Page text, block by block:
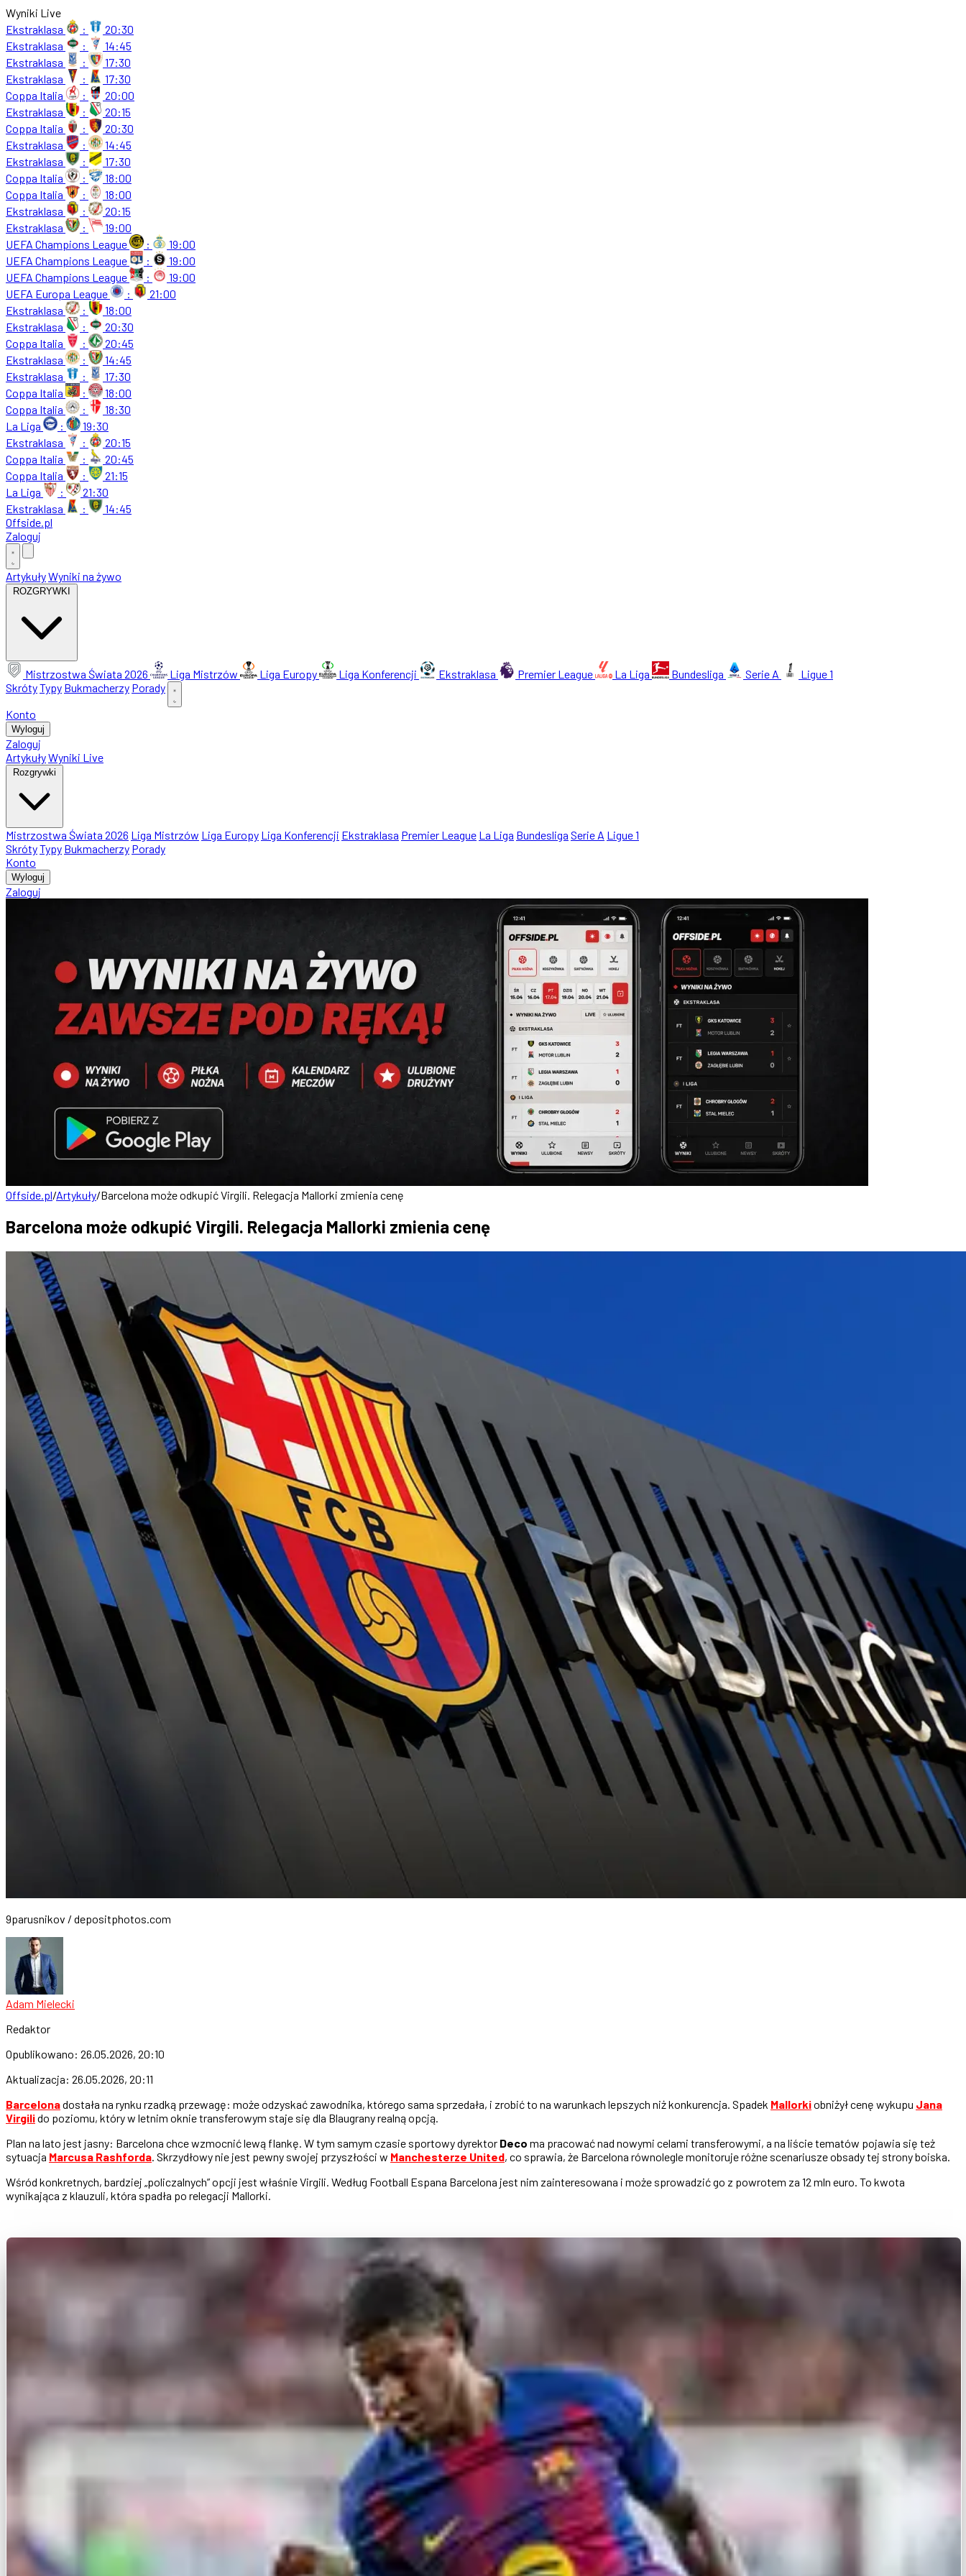
Wyniki Live
Ekstraklasa
:
20:30
Ekstraklasa
:
14:45
Ekstraklasa
:
17:30
Ekstraklasa
:
17:30
Coppa Italia
:
20:00
Ekstraklasa
:
20:15
Coppa Italia
:
20:30
Ekstraklasa
:
14:45
Ekstraklasa
:
17:30
Coppa Italia
:
18:00
Coppa Italia
:
18:00
Ekstraklasa
:
20:15
Ekstraklasa
:
19:00
UEFA Champions League
:
19:00
UEFA Champions League
:
19:00
UEFA Champions League
:
19:00
UEFA Europa League
:
21:00
Ekstraklasa
:
18:00
Ekstraklasa
:
20:30
Coppa Italia
:
20:45
Ekstraklasa
:
14:45
Ekstraklasa
:
17:30
Coppa Italia
:
18:00
Coppa Italia
:
18:30
La Liga
:
19:30
Ekstraklasa
:
20:15
Coppa Italia
:
20:45
Coppa Italia
:
21:15
La Liga
:
21:30
Ekstraklasa
:
14:45
Offside.pl
Zaloguj
ArtykułyWyniki na żywo
ROZGRYWKI
Mistrzostwa Świata 2026 Liga Mistrzów Liga Europy Liga Konferencji Ekstraklasa Premier League La Liga Bundesliga Serie A
Ligue 1
SkrótyTypy Bukmacherzy Porady
Konto
Wyloguj
Zaloguj
ArtykułyWyniki Live
Rozgrywki
Mistrzostwa Świata 2026 Liga Mistrzów Liga Europy Liga Konferencji Ekstraklasa Premier League La Liga Bundesliga Serie A Ligue 1
SkrótyTypy Bukmacherzy Porady
Konto
Wyloguj
Zaloguj
Offside.pl/Artykuły/Barcelona może odkupić Virgili. Relegacja Mallorki zmienia cenę
Barcelona może odkupić Virgili. Relegacja Mallorki zmienia cenę
9parusnikov / depositphotos.com
Adam Mielecki
Redaktor
Opublikowano: 26.05.2026, 20:10
Aktualizacja: 26.05.2026, 20:11
Barcelonadostała na rynku rzadką przewagę: może odzyskać zawodnika, którego sama sprzedała, i zrobić to na warunkach lepszych niż konkurencja. Spadek Mallorkiobniżył cenę wykupu Jana
Virgilido poziomu, który w letnim oknie transferowym staje się dla Blaugrany realną opcją.
Plan na lato jest jasny: Barcelona chce wzmocnić lewą flankę. W tym samym czasie sportowy dyrektor Deco ma pracować nad nowymi celami transferowymi, a na liście tematów pojawia się też
sytuacja Marcusa Rashforda. Skrzydłowy nie jest pewny swojej przyszłości w Manchesterze United, co sprawia, że Barcelona równolegle monitoruje różne scenariusze obsady tej strony boiska.
Wśród konkretnych, bardziej „policzalnych” opcji jest właśnie Virgili. Według Football Espana Barcelona jest nim zainteresowana i może sprowadzić go z powrotem za 12 mln euro. To kwota
wynikająca z klauzuli, która spadła po relegacji Mallorki.